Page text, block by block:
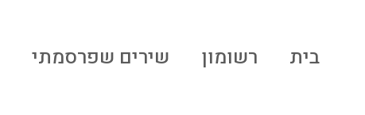
בית רשומון שירים שפרסמתי